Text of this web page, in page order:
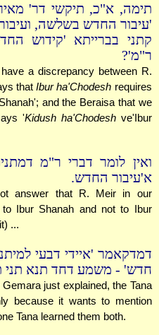
תימה, א"כ, תיקשי דר'
'עיבור החדש בשלשה,
קתני בברייתא 'קידוש
ר"מ'?
a discrepancy between R.
thatIbur ha'Chodesh requires
and the Beraisa that we
'Kidush ha'Chodeshve'Ibur
ואין לומר דברי ר"מ
א'עיבור החדש.
answer that R. Meir in our
Ibur Shanah and not to Ibur
...
דמדקאמר 'איידי דבעי
חדש' - משמע דחד תנא תני
just explained, the Tana
because it wants to mention
Tana learned them both.